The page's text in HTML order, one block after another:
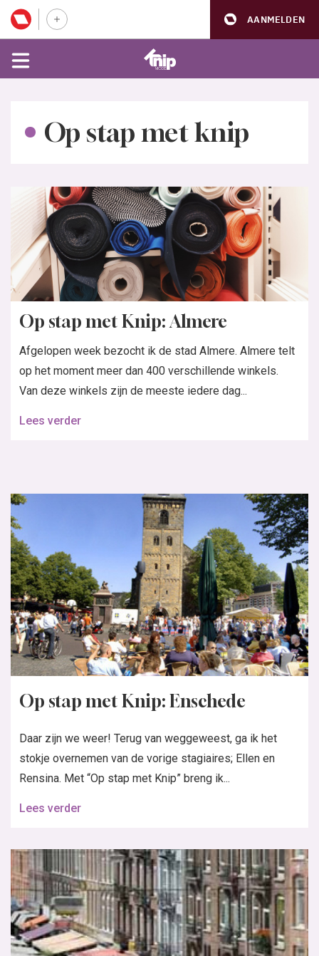
AANMELDEN
Op stap met knip
Op stap met Knip: Almere
Afgelopen week bezocht ik de stad Almere. Almere telt
op het moment meer dan 400 verschillende winkels.
Van deze winkels zijn de meeste iedere dag...
Lees verder
Op stap met Knip: Enschede
Daar zijn we weer! Terug van weggeweest, ga ik het
stokje overnemen van de vorige stagiaires; Ellen en
Rensina. Met “Op stap met Knip” breng ik...
Lees verder